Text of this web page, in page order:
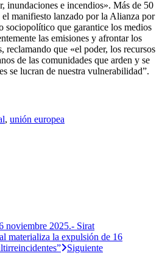
inundaciones e incendios». Más de 50
manifiesto lanzado por la Alianza por
sociopolítico que garantice los medios
las emisiones y afrontar los
reclamando que «el poder, los recursos
de las comunidades que arden y se
se lucran de nuestra vulnerabilidad”.
, unión europea
noviembre 2025.- Sirat
materializa la expulsión de 16
Siguiente